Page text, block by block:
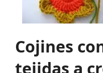
Cojines
tejidas a